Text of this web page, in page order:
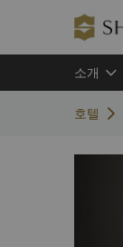
소개
호텔